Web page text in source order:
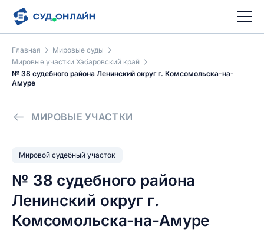
Главная
Мировые суды
Мировые участки Хабаровский край
№ 38 судебного района Ленинский округ г. Комсомольска-на-
Амуре
МИРОВЫЕ УЧАСТКИ
Мировой судебный участок
№ 38 судебного района
Ленинский округ г.
Комсомольска-на-Амуре